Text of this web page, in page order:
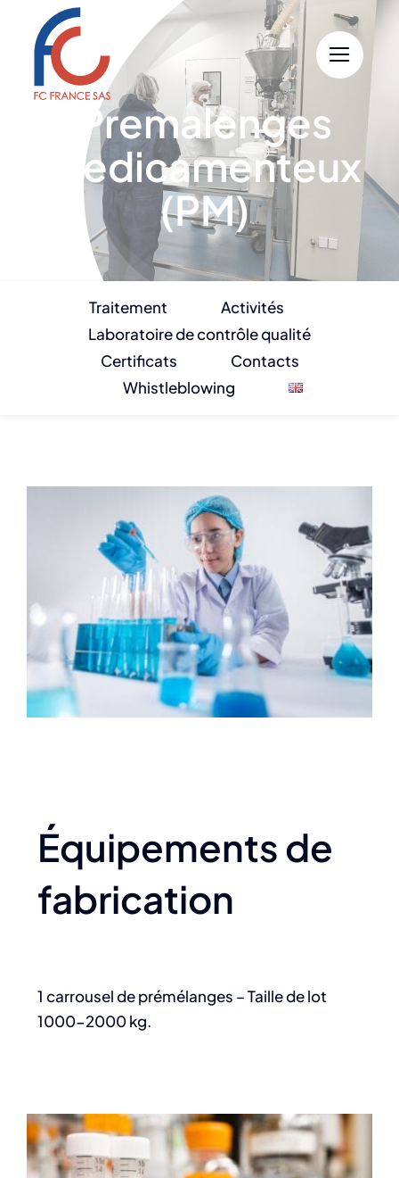
contenu
Premalenges
Medicamenteux
(PM)
Traitement
Activités
Laboratoire de contrôle qualité
Certificats
Contacts
Whistleblowing
Équipements de
fabrication
1 carrousel de prémélanges – Taille de lot
1000-2000 kg.